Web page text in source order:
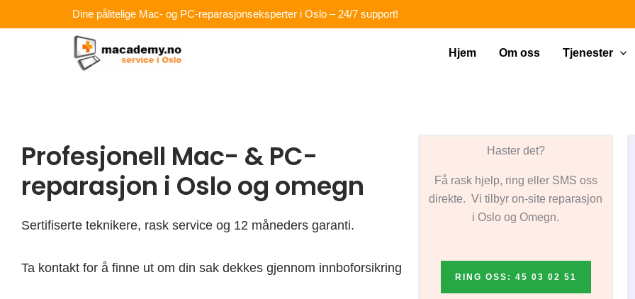
rett
Dine pålitelige Mac- og PC-reparasjonseksperter i Oslo – 24/7 support!
Hjem Om oss Tjenester
Profesjonell Mac- & PC-
reparasjon i Oslo og omegn
Sertifiserte teknikere, rask service og 12 måneders garanti.
Ta kontakt for å finne ut om din sak dekkes gjennom innboforsikring
Haster det?
Få rask hjelp, ring eller SMS oss
direkte. Vi tilbyr on-site reparasjon
i Oslo og Omegn.
RING OSS: 45 03 02 51